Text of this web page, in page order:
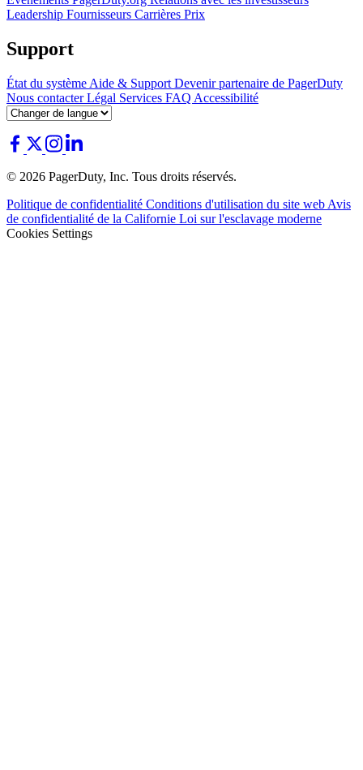
Leadership Fournisseurs Carrières Prix
Support
État du système Aide & Support Devenir partenaire de PagerDuty
Nous contacterLégal Services FAQ Accessibilité
© 2026 PagerDuty, Inc. Tous droits réservés.
Politique de confidentialité Conditions d'utilisation du site web Avis
de confidentialité de la Californie Loi sur l'esclavage moderne
Cookies Settings